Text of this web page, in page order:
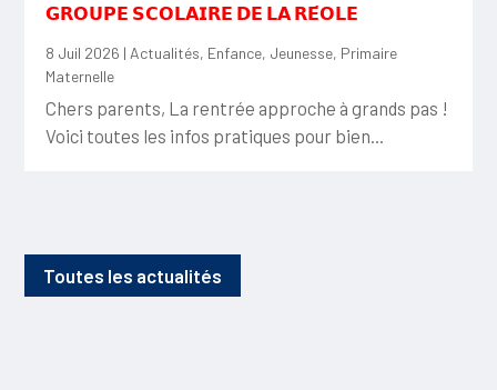
𝗚𝗥𝗢𝗨𝗣𝗘 𝗦𝗖𝗢𝗟𝗔𝗜𝗥𝗘 𝗗𝗘 𝗟𝗔 𝗥𝗘́𝗢𝗟𝗘
8 Juil 2026 | Actualités, Enfance, Jeunesse, Primaire
Maternelle
Chers parents, La rentrée approche à grands pas !
Voici toutes les infos pratiques pour bien...
Toutes les actualités